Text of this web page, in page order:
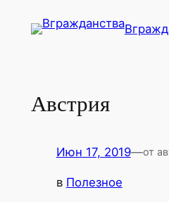
Австрия
Июн 17, 2019—от
в Полезное